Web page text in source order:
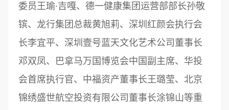
委员王瑜·吉嘎、德一健康集团运营部部长孙敬
镔、龙行集团总裁黄旭莉、深圳红颜会执行会
长李宜平、深圳壹号蓝天文化艺术公司董事长
邓双凤、巴拿马万国博览会中国副主席、华投
会首席执行官、中福资产董事长王璐莹、北京
锦绣盛世航空投资有限公司董事长涂锦山等重